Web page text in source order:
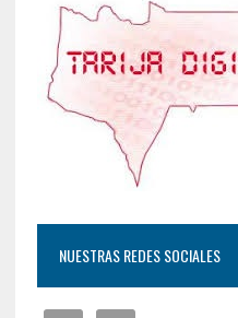
NUESTRAS REDES SOCIALES